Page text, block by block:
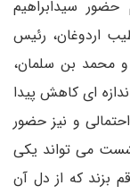
سیدابراهیم
اردوغان، رئیس
و محمد بن سلمان،
ای کاهش پیدا
و نیز حضور
می تواند یکی
بزند که از دل آن